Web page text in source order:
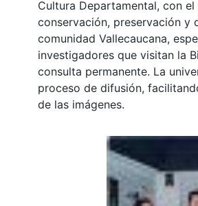
Cultura Departamental, con
conservación, preservación y
comunidad Vallecaucana,
investigadores que visitan la
consulta permanente. La
proceso de difusión,
de las imágenes.